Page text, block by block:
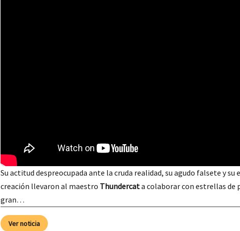
Su actitud despreocupada ante la cruda realidad, su agudo falsete y
creación llevaron al maestro Thundercata colaborar con estrellas de
gran…
Ver noticia